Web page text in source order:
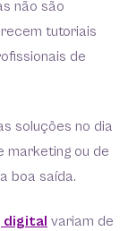
não são
tutoriais
de
soluções no dia
marketing ou de
boa saída.
digital variam de